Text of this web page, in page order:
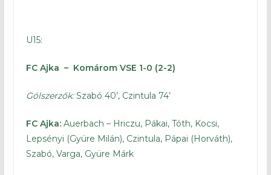
U15:
FC Ajka – Komárom VSE 1-0 (2-2)
Gólszerzők:Szabó 40’, Czintula 74’
FC Ajka:Auerbach – Hriczu, Pákai, Tóth, Kocsi,
Lepsényi (Gyüre Milán), Czintula, Pápai (Horváth),
Szabó, Varga, Gyüre Márk